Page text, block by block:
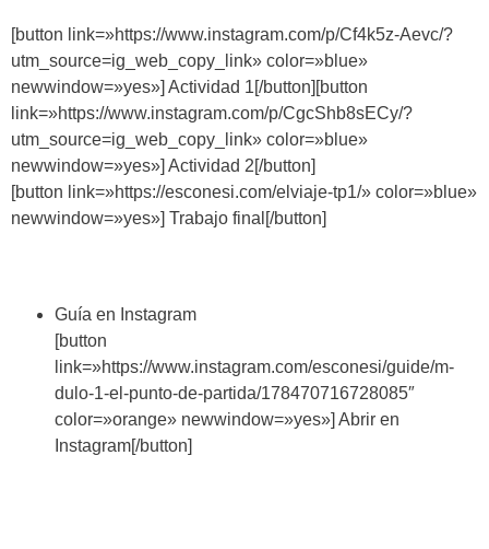
[button link=»https://www.instagram.com/p/Cf4k5z-Aevc/?
utm_source=ig_web_copy_link» color=»blue»
newwindow=»yes»] Actividad 1[/button][button
link=»https://www.instagram.com/p/CgcShb8sECy/?
utm_source=ig_web_copy_link» color=»blue»
newwindow=»yes»] Actividad 2[/button]
[button link=»https://esconesi.com/elviaje-tp1/» color=»blue»
newwindow=»yes»] Trabajo final[/button]
Guía en Instagram
[button
link=»https://www.instagram.com/esconesi/guide/m-
dulo-1-el-punto-de-partida/178470716728085″
color=»orange» newwindow=»yes»] Abrir en
Instagram[/button]